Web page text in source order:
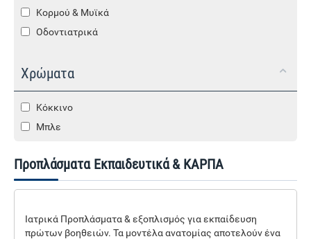
Κορμού & Μυϊκά
Οδοντιατρικά
Χρώματα
Κόκκινο
Μπλε
Προπλάσματα Εκπαιδευτικά & ΚΑΡΠΑ
Ιατρικά Προπλάσματα & εξοπλισμός για εκπαίδευση
πρώτων βοηθειών. Τα μοντέλα ανατομίας αποτελούν ένα